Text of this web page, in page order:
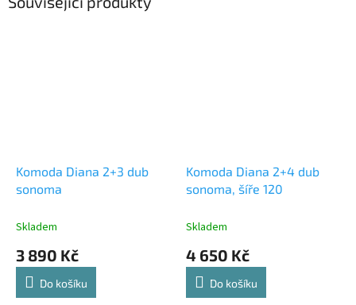
Komoda Diana 2+3 dub
sonoma
Skladem
3 890 Kč
Do košíku
Komoda Diana 2+4 dub
sonoma, šíře 120
Skladem
4 650 Kč
Do košíku